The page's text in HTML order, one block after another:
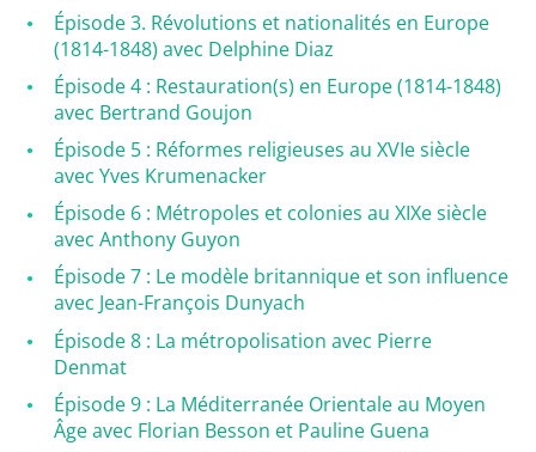
Épisode 3. Révolutions et nationalités en Europe
(1814-1848) avec Delphine Diaz
Épisode 4 : Restauration(s) en Europe (1814-1848)
avec Bertrand Goujon
Épisode 5 : Réformes religieuses au XVIe siècle
avec Yves Krumenacker
Épisode 6 : Métropoles et colonies au XIXe siècle
avec Anthony Guyon
Épisode 7 : Le modèle britannique et son influence
avec Jean-François Dunyach
Épisode 8 : La métropolisation avec Pierre
Denmat
Épisode 9 : La Méditerranée Orientale au Moyen
Âge avec Florian Besson et Pauline Guena